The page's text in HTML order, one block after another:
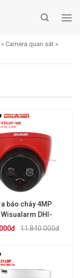
» Camera quan sát »
báo cháy 4MP
Wisualarm DHI-
MB
11.840.000đ